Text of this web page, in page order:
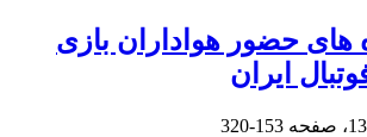
های حضور هواداران بازی
ایران
153-320